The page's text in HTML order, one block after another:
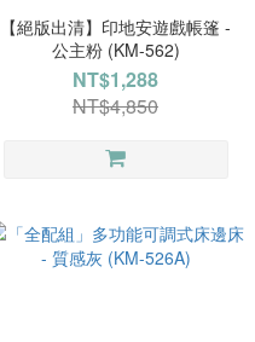
【絕版出清】印地安遊戲帳篷 -
公主粉 (KM-562)
NT$1,288
NT$4,850